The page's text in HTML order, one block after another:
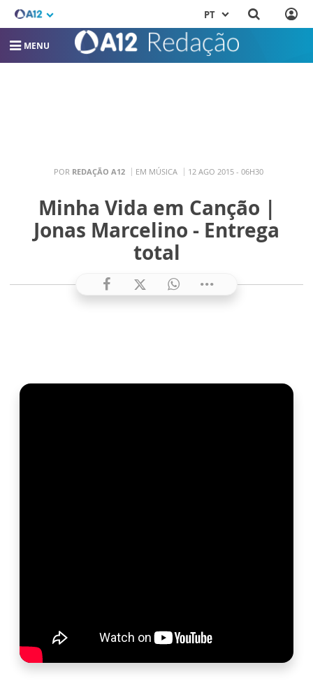
PT
MENU
POR REDAÇÃO A12 EM MÚSICA 12 AGO 2015 - 06H30
Minha Vida em Canção |
Jonas Marcelino - Entrega
total